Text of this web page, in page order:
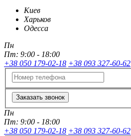
Киев
Харьков
Одесса
Пн
Пт: 9:00 - 18:00
+38 050 179-02-18 +38 093 327-60-62
Заказать звонок
Пн
Пт: 9:00 - 18:00
+38 050 179-02-18 +38 093 327-60-62